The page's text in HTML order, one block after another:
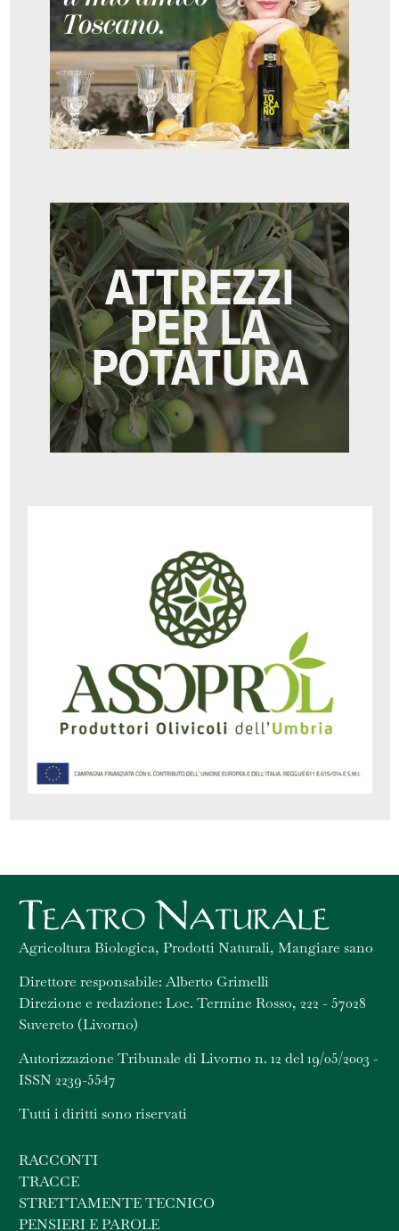
Agricoltura Biologica, Prodotti Naturali, Mangiare sano
Direttore responsabile: Alberto Grimelli
Direzione e redazione: Loc. Termine Rosso, 222 - 57028
Suvereto (Livorno)
Autorizzazione Tribunale di Livorno n. 12 del 19/05/2003 -
ISSN 2239-5547
Tutti i diritti sono riservati
RACCONTI
TRACCE
STRETTAMENTE TECNICO
PENSIERI E PAROLE